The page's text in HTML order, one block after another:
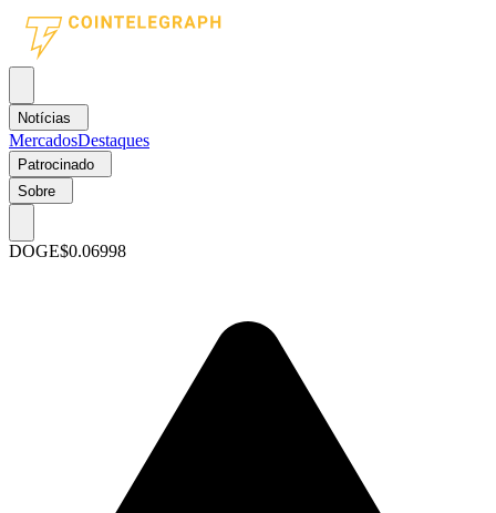
Notícias
MercadosDestaques
Patrocinado
Sobre
DOGE$0.06998